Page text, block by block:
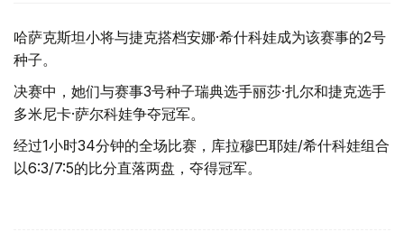
哈萨克斯坦小将与捷克搭档安娜·希什科娃成为该赛事的2号
种子。
决赛中，她们与赛事3号种子瑞典选手丽莎·扎尔和捷克选手
多米尼卡·萨尔科娃争夺冠军。
经过1小时34分钟的全场比赛，库拉穆巴耶娃/希什科娃组合
以6:3/7:5的比分直落两盘，夺得冠军。